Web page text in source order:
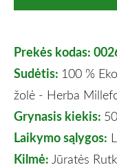
Prekės kodas:
Sudėtis: 100 %
žolė - Herba
Grynasis kiekis:
Laikymo sąlygos:
Kilmė: Jūratės